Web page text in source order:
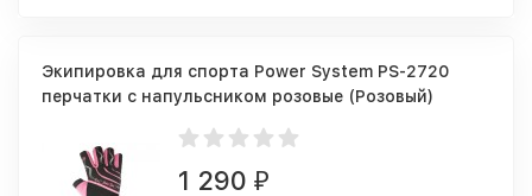
Экипировка для спорта Power System PS-2720
перчатки с напульсником розовые (Розовый)
1 290 ₽